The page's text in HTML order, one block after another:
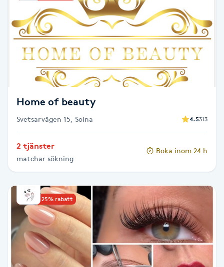
Cryoterapi
D
Damklippning
Dermapen
Diamantslipning
Enzympeeling
Extensions borttagning
Eyeliner-tatuering
Home of beauty
Svetsarvägen 15, Solna 4.5313
2 tjänster
matchar sökning
Boka inom 24 h
Upp till 25% rabatt